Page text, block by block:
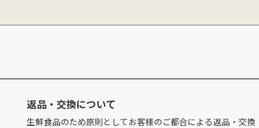
返品・交換について
生鮮食品のため原則としてお客様のご都合による返品・交換